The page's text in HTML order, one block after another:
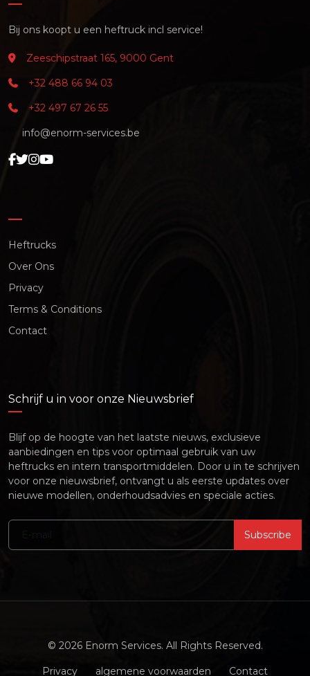
Bij ons koopt u een heftruck incl service!
Zeeschipstraat 165, 9000 Gent
+32 488 66 94 03
+32 497 67 26 55
info@enorm-services.be
Heftrucks
Over Ons
Privacy
Terms & Conditions
Contact
Schrijf u in voor onze Nieuwsbrief
Blijf op de hoogte van het laatste nieuws, exclusieve
aanbiedingen en tips voor optimaal gebruik van uw
heftrucks en intern transportmiddelen. Door u in te schrijven
voor onze nieuwsbrief, ontvangt u als eerste updates over
nieuwe modellen, onderhoudsadvies en speciale acties.
Subscribe
© 2026 Enorm Services. All Rights Reserved.
Privacy algemene voorwaarden Contact